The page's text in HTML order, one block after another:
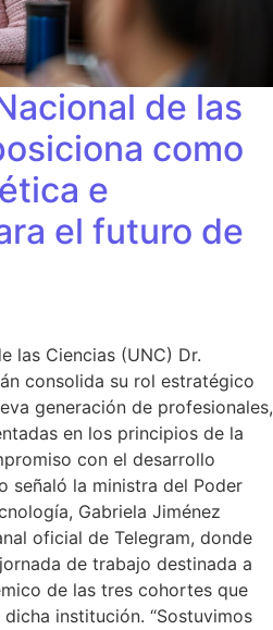
de las
como
e
el futuro de
las Ciencias (UNC) Dr.
consolida su rol estratégico
generación de profesionales,
en los principios de la
con el desarrollo
señaló la ministra del Poder
Gabriela Jiménez
oficial de Telegram, donde
de trabajo destinada a
de las tres cohortes que
institución. “Sostuvimos